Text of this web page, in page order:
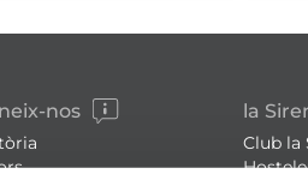
nos la
Club la